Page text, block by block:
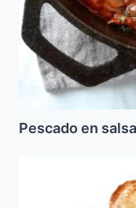
Pescado en